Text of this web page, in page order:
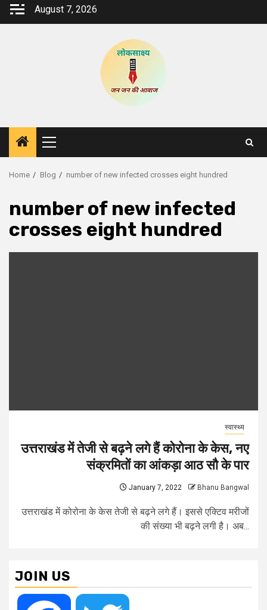
Skip
August 7, 2026
Primary
Menu
Home Blog number of new infected crosses eight hundred
number of new infected
crosses eight hundred
स्वास्थ्य
उत्तराखंड में तेजी से बढ़ने लगे हैं कोरोना के केस, नए
संक्रमितों का आंकड़ा आठ सौ के पार
January 7, 2022 Bhanu Bangwal
उत्तराखंड में कोरोना के केस तेजी से बढ़ने लगे हैं। इससे एक्टिव मरीजों
की संख्या भी बढ़ने लगी है। अब...
JOIN US